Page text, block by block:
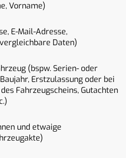
Vorname)
E-Mail-Adresse,
Daten)
(bspw. Serien- oder
Erstzulassung oder bei
Fahrzeugscheins, Gutachten
und etwaige